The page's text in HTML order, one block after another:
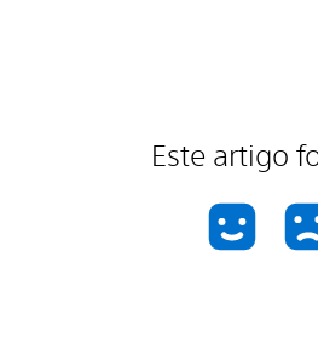
Este artigo